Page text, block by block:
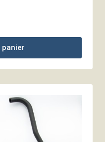
panier